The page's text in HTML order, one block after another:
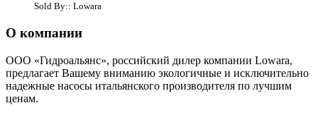
Sold By:: Lowara
О компании
ООО «Гидроальянс», российский дилер компании Lowara,
предлагает Вашему вниманию экологичные и исключительно
надежные насосы итальянского производителя по лучшим
ценам.